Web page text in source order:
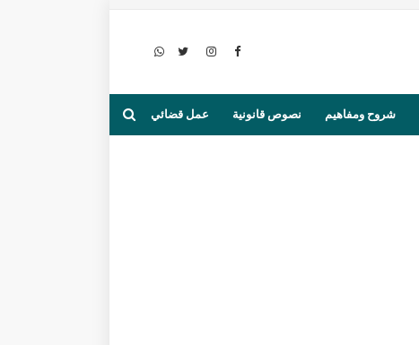
شروح ومفاهيم نصوص قانونية عمل قضائي